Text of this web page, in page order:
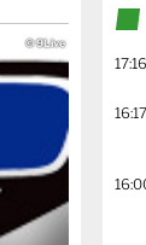
© 9Live